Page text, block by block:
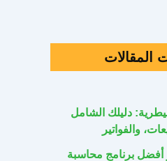
المقالات
دليلك الشامل
والفواتير
أفضل برنامج محاسبة